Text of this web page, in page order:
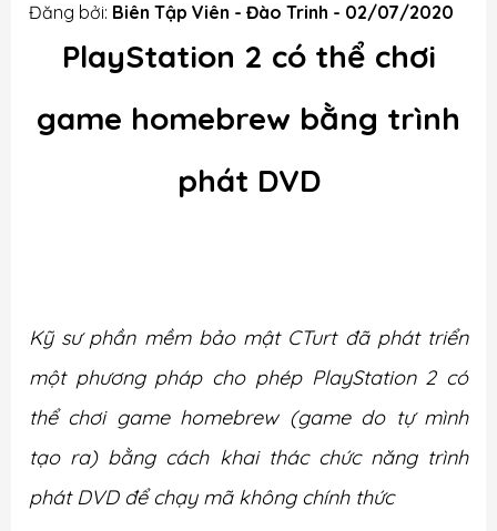
Đăng bởi: Biên Tập Viên - Đào Trinh - 02/07/2020
PlayStation 2 có thể chơi
game homebrew bằng trình
phát DVD
Kỹ sư phần mềm bảo mật CTurt đã phát triển
một phương pháp cho phép PlayStation 2 có
thể chơi game homebrew (game do tự mình
tạo ra) bằng cách khai thác chức năng trình
phát DVD để chạy mã không chính thức